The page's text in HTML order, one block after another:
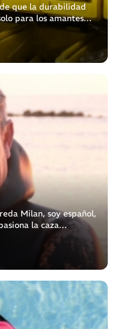
que la durabilidad
para los amantes
del medio
[...]
Milan, soy español,
la caza